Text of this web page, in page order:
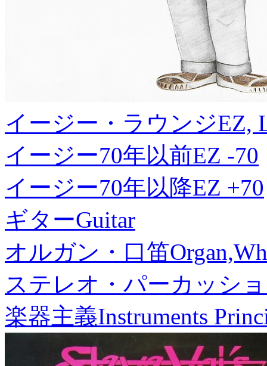
イージー・ラウンジEZ,
イージー70年以前EZ -70
イージー70年以降EZ +70
ギターGuitar
オルガン・口笛
ステレオ・パーカッシ
楽器主義Instruments